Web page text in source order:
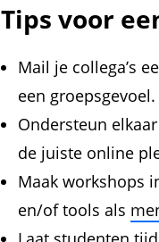
Tips voor
Mail je collega’s
een groepsgevoel.
Ondersteun
de juiste online
Maak workshops
en/of tools als